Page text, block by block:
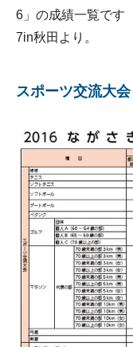
6」の成績一覧です
7in秋田より。
スポーツ交流大会